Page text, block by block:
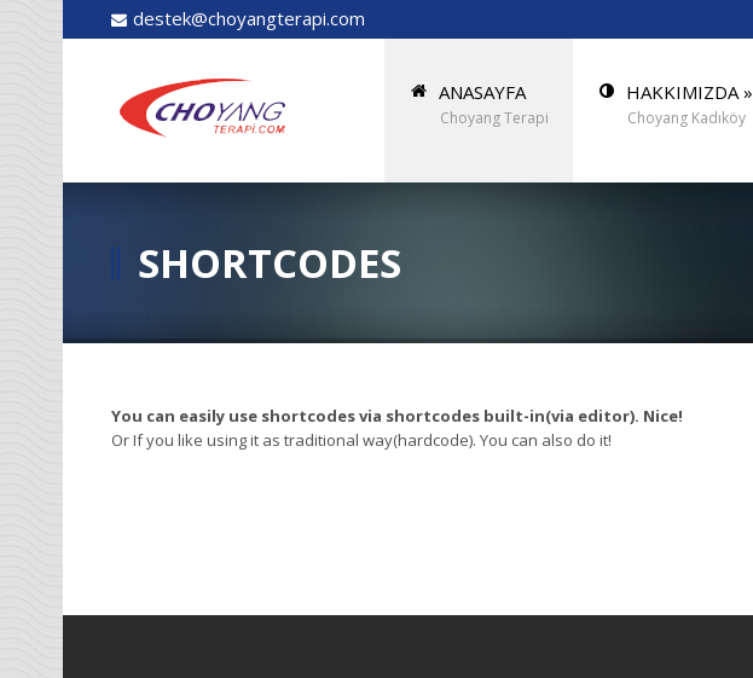
destek@choyangterapi.com
ANASAYFA
Choyang Terapi
HAKKIMIZDA»
Choyang Kadıköy
SHORTCODES
You can easily use shortcodes via shortcodes built-in(via editor). Nice!
Or If you like using it as traditional way(hardcode). You can also do it!